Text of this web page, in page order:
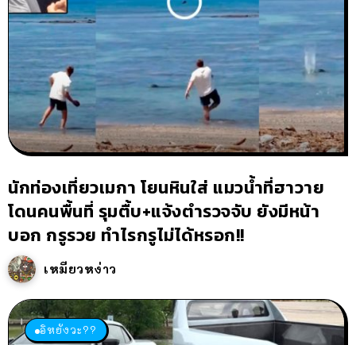
นักท่องเที่ยวเมกา โยนหินใส่ แมวน้ำที่ฮาวาย
โดนคนพื้นที่ รุมตื้บ+แจ้งตำรวจจับ ยังมีหน้า
บอก กรูรวย ทำไรกรูไม่ได้หรอก!!
เหมียวหง่าว
อิหยังวะ??